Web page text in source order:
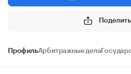
ПрофильАрбитражные дела